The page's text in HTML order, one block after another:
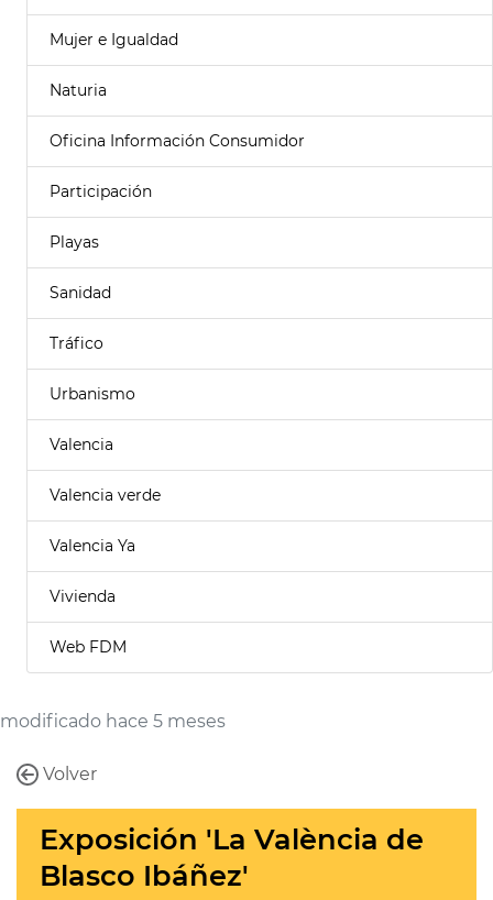
Mujer e Igualdad
Naturia
Oficina Información Consumidor
Participación
Playas
Sanidad
Tráfico
Urbanismo
Valencia
Valencia verde
Valencia Ya
Vivienda
Web FDM
modificado hace 5 meses
Volver
Exposición 'La València de
Blasco Ibáñez'